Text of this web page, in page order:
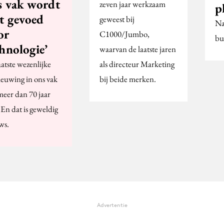
vak wordt
gevoed
wezenlijke
in ons vak
dan 70 jaar
dat is geweldig
zeven jaar werkzaam
geweest bij
C1000/Jumbo,
waarvan de laatste jaren
als directeur Marketing
bij beide merken.
Advertentie